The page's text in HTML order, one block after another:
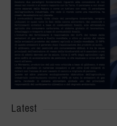
Latest